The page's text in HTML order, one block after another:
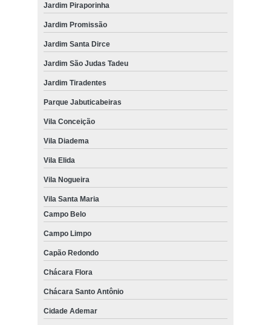
Jardim Piraporinha
Jardim Promissão
Jardim Santa Dirce
Jardim São Judas Tadeu
Jardim Tiradentes
Parque Jabuticabeiras
Vila Conceição
Vila Diadema
Vila Elida
Vila Nogueira
Vila Santa Maria
Campo Belo
Campo Limpo
Capão Redondo
Chácara Flora
Chácara Santo Antônio
Cidade Ademar